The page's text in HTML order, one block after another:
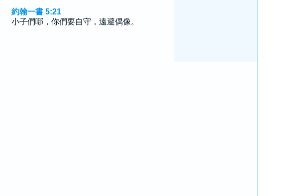
約翰一書 5:21
小子們哪，你們要自守，遠避偶像。